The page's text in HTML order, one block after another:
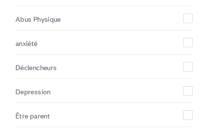
Abus Physique
anxiété
Déclencheurs
Depression
Être parent